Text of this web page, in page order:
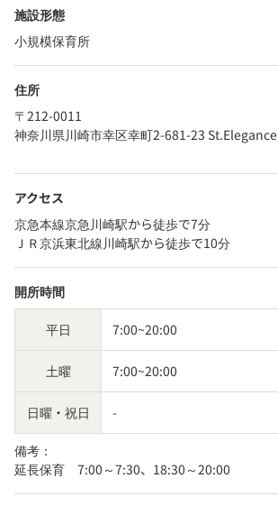
施設形態
小規模保育所
住所
〒212-0011
神奈川県川崎市幸区幸町2-681-23 St.Elegance
アクセス
京急本線京急川崎駅から徒歩で7分
ＪＲ京浜東北線川崎駅から徒歩で10分
開所時間
平日 7:00~20:00
土曜 7:00~20:00
日曜・祝日 -
備考：
延長保育　7:00～7:30、18:30～20:00